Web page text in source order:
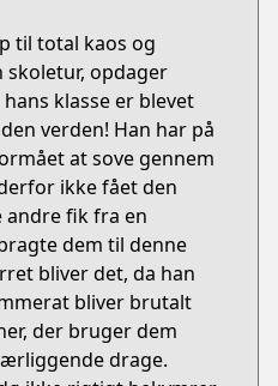
til total kaos og
opdager
klasse er blevet
verden! Han har på
at sove gennem
ikke fået den
andre fik fra en
dem til denne
bliver det, da han
bliver brutalt
der bruger dem
drage.